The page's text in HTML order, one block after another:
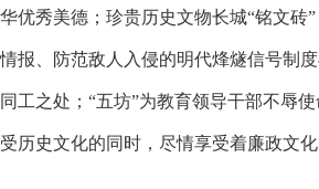
优秀美德；珍贵历史文物长城“铭文
报、防范敌人入侵的明代烽燧信号制
工之处；“五坊”为教育领导干部不辱
历史文化的同时，尽情享受着廉政文化